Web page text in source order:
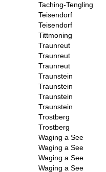
Taching-Tengling
Teisendorf
Teisendorf
Tittmoning
Traunreut
Traunreut
Traunreut
Traunstein
Traunstein
Traunstein
Traunstein
Trostberg
Trostberg
Waging a See
Waging a See
Waging a See
Waging a See